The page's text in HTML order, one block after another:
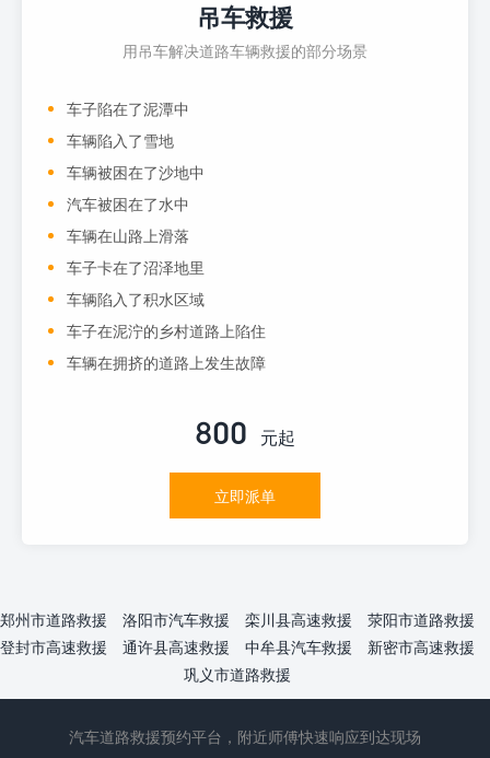
吊车救援
用吊车解决道路车辆救援的部分场景
车子陷在了泥潭中
车辆陷入了雪地
车辆被困在了沙地中
汽车被困在了水中
车辆在山路上滑落
车子卡在了沼泽地里
车辆陷入了积水区域
车子在泥泞的乡村道路上陷住
车辆在拥挤的道路上发生故障
800 元起
立即派单
郑州市道路救援 洛阳市汽车救援 栾川县高速救援
荥阳市道路救援
登封市高速救援
通许县高速救援 中牟县汽车救援
新密市高速救援
巩义市道路救援
汽车道路救援预约平台，附近师傅快速响应到达现场